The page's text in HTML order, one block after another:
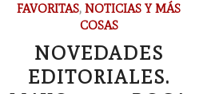
FAVORITAS,NOTICIAS Y MÁS
COSAS
NOVEDADES
EDITORIALES.